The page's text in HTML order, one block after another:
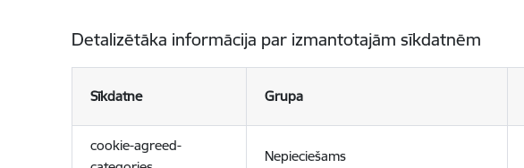
Detalizētāka informācija par izmantotajām sīkdatnēm
Sīkdatne Grupa
cookie-agreed-
Nepieciešams